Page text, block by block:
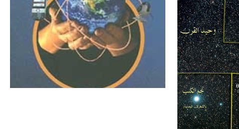
الدين والفلسفة.
- هل تعلم أن المرجان إفراز حيواني
يتكون في البحر ويتركب من مادة
كربونات الكلسيوم، وهو أحمر أو شديد
الحمرة وهو أجود أنواعه، ويمتاز بكبر
الحجم ويسمى الش